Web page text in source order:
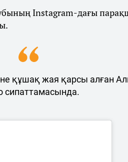
Instagram-дағы
құшақ жая қарсы алған
сипаттамасында.